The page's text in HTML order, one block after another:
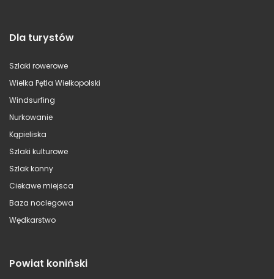
Dla turystów
Szlaki rowerowe
Wielka Pętla Wielkopolski
Windsurfing
Nurkowanie
Kąpieliska
Szlaki kulturowe
Szlak konny
Ciekawe miejsca
Baza noclegowa
Wędkarstwo
Powiat koniński